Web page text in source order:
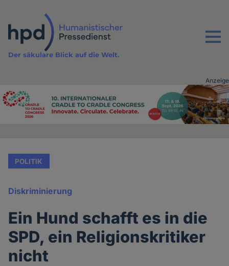
Inhalt
Menu
Der säkulare Blick auf die Welt.
Advertising
Anzeige
POLITIK
Diskriminierung
Ein Hund schafft es in die
SPD, ein Religionskritiker
nicht